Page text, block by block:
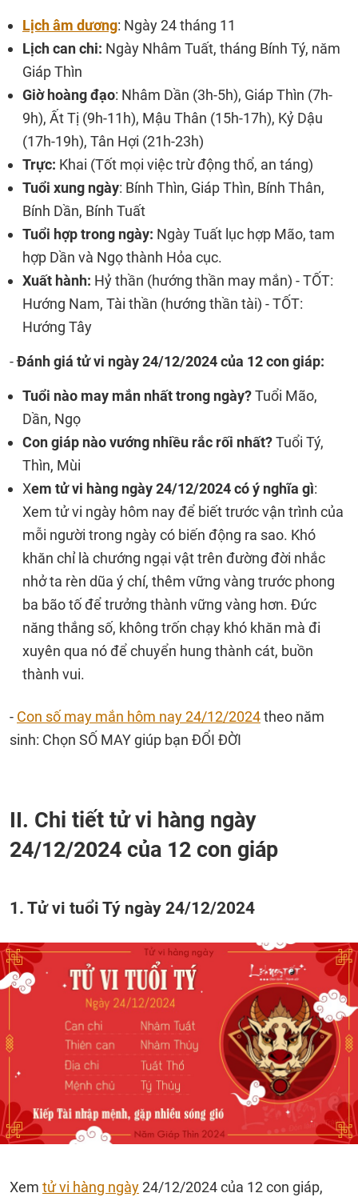
Lịch âm dương: Ngày 24 tháng 11
Lịch can chi: Ngày Nhâm Tuất, tháng Bính Tý, năm
Giáp Thìn
Giờ hoàng đạo: Nhâm Dần (3h-5h), Giáp Thìn (7h-
9h), Ất Tị (9h-11h), Mậu Thân (15h-17h), Kỷ Dậu
(17h-19h), Tân Hợi (21h-23h)
Trực: Khai (Tốt mọi việc trừ động thổ, an táng)
Tuổi xung ngày: Bính Thìn, Giáp Thìn, Bính Thân,
Bính Dần, Bính Tuất
Tuổi hợp trong ngày: Ngày Tuất lục hợp Mão, tam
hợp Dần và Ngọ thành Hỏa cục.
Xuất hành: Hỷ thần (hướng thần may mắn) - TỐT:
Hướng Nam, Tài thần (hướng thần tài) - TỐT:
Hướng Tây
-Đánh giá tử vi ngày 24/12/2024 của 12 con giáp:
Tuổi nào may mắn nhất trong ngày?Tuổi Mão,
Dần, Ngọ
Con giáp nào vướng nhiều rắc rối nhất?Tuổi Tý,
Thìn, Mùi
Xem tử vi hàng ngày 24/12/2024 có ý nghĩa gì:
Xem tử vi ngày hôm nay để biết trước vận trình của
mỗi người trong ngày có biến động ra sao. Khó
khăn chỉ là chướng ngại vật trên đường đời nhắc
nhở ta rèn dũa ý chí, thêm vững vàng trước phong
ba bão tố để trưởng thành vững vàng hơn. Đức
năng thắng số, không trốn chạy khó khăn mà đi
xuyên qua nó để chuyển hung thành cát, buồn
thành vui.
- Con số may mắn hôm nay 24/12/2024theo năm
sinh: Chọn SỐ MAY giúp bạn ĐỔI ĐỜI
II. Chi tiết tử vi hàng ngày
24/12/2024 của 12 con giáp
1. Tử vi tuổi Tý ngày 24/12/2024
Xem tử vi hàng ngày24/12/2024 của 12 con giáp,